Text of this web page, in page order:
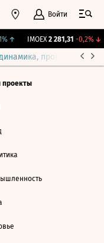
Войти
↑ IMOEX 2 281,31 -0,2%↓
прогнозы
проекты